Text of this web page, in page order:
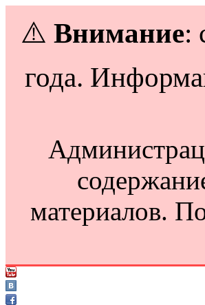
⚠️ Внимание:
года.
материалов.